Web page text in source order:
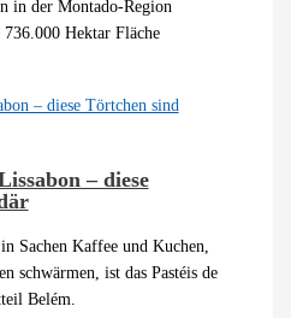
in der Montado-Region
Hektar Fläche
– diese
Sachen Kaffee und Kuchen,
schwärmen, ist das Pastéis de
Belém.